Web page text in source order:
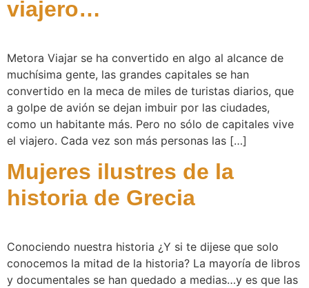
viajero…
Metora Viajar se ha convertido en algo al alcance de
muchísima gente, las grandes capitales se han
convertido en la meca de miles de turistas diarios, que
a golpe de avión se dejan imbuir por las ciudades,
como un habitante más. Pero no sólo de capitales vive
el viajero. Cada vez son más personas las […]
Mujeres ilustres de la
historia de Grecia
Conociendo nuestra historia ¿Y si te dijese que solo
conocemos la mitad de la historia? La mayoría de libros
y documentales se han quedado a medias…y es que las